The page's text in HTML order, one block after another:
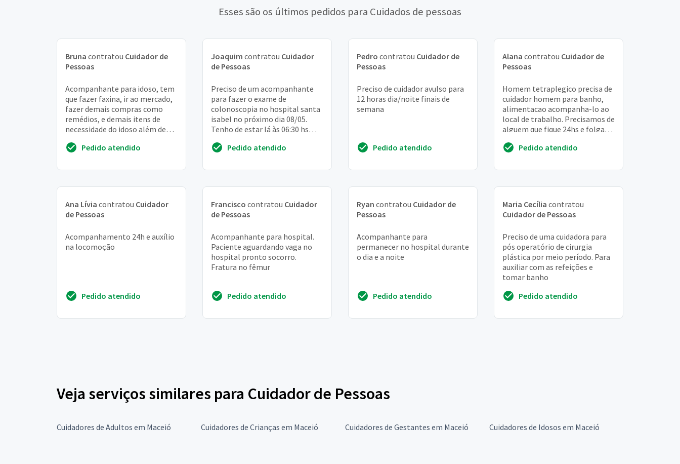
Esses são os últimos pedidos para Cuidados de pessoas
Bruna contratou Cuidador de
Pessoas
Acompanhante para idoso, tem
que fazer faxina, ir ao mercado,
fazer demais compras como
remédios, e demais itens de
necessidade do idoso além de
ao médico.
Pedido atendido
Joaquim contratou Cuidador
de Pessoas
Preciso de um acompanhante
para fazer o exame de
colonoscopia no hospital santa
isabel no próximo dia 08/05.
Tenho de estar lá às 06:30 hs
de idade. O acompanhan...
Pedido atendido
Pedro contratou Cuidador de
Pessoas
Preciso de cuidador avulso para
12 horas dia/noite finais de
semana
Pedido atendido
Alana contratou Cuidador de
Pessoas
Homem tetraplegico precisa de
cuidador homem para banho,
alimentacao acompanha-lo ao
local de trabalho. Precisamos de
alguem que fique 24hs e folga
atividade com ...
Pedido atendido
Ana Lívia contratou Cuidador
de Pessoas
Acompanhamento 24h e auxílio
na locomoção
Pedido atendido
Francisco contratou Cuidador
de Pessoas
Acompanhante para hospital.
Paciente aguardando vaga no
hospital pronto socorro.
Fratura no fêmur
Pedido atendido
Ryan contratou Cuidador de
Pessoas
Acompanhante para
permanecer no hospital durante
o dia e a noite
Pedido atendido
Maria Cecília contratou
Cuidador de Pessoas
Preciso de uma cuidadora para
pós operatório de cirurgia
plástica por meio período. Para
auxiliar com as refeições e
tomar banho
Pedido atendido
Veja serviços similares para Cuidador de Pessoas
Cuidadores de Adultos em Maceió Cuidadores de Crianças em Maceió Cuidadores de Gestantes em Maceió Cuidadores de Idosos em Maceió